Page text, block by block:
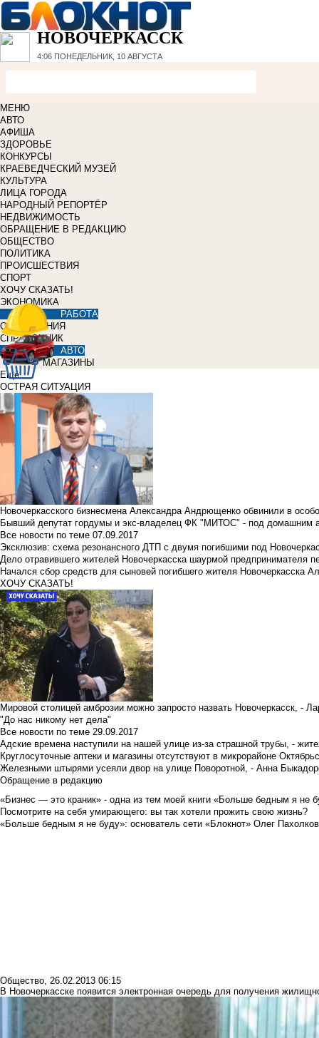
НОВОЧЕРКАССК
4:06 ПОНЕДЕЛЬНИК, 10 АВГУСТА
МЕНЮ
АВТО
АФИША
ЗДОРОВЬЕ
КОНКУРСЫ
КРАЕВЕДЧЕСКИЙ МУЗЕЙ
КУЛЬТУРА
ЛИЦА ГОРОДА
НАРОДНЫЙ РЕПОРТЁР
НЕДВИЖИМОСТЬ
ОБРАЩЕНИЕ В РЕДАКЦИЮ
ОБЩЕСТВО
ПОЛИТИКА
ПРОИСШЕСТВИЯ
СПОРТ
ХОЧУ СКАЗАТЬ!
ЭКОНОМИКА
РАБОТА
ОБЪЯВЛЕНИЯ
СПРАВОЧНИК
АВТО
МАГАЗИНЫ
Еще
ОСТРАЯ СИТУАЦИЯ
Новочеркасского бизнесмена Александра Андрющенко обвинили в
Бывший депутат гордумы и экс-владелец ФК "МИТОС" - под домашним
Все новости по теме 07.09.2017
Эксклюзив: схема резонансного ДТП с двумя погибшими под
Дело отравившего жителей Новочеркасска шаурмой предпринимателя
Начался сбор средств для сыновей погибшего жителя Новочеркасска
ХОЧУ СКАЗАТЬ!
Мировой столицей амброзии можно запросто назвать Новочеркасск, -
"До нас никому нет дела"
Все новости по теме 29.09.2017
Адские времена наступили на нашей улице из-за страшной трубы, -
Круглосуточные аптеки и магазины отсутствуют в микрорайоне
Железными штырями усеяли двор на улице Поворотной, - Анна
Обращение в редакцию
«Бизнес — это краник» - одна из тем моей книги «Больше бедным я не
Посмотрите на себя умирающего: вы так хотели прожить свою жизнь?
«Больше бедным я не буду»: основатель сети «Блокнот» Олег Пахолков
Общество, 26.02.2013 06:15
В Новочеркасске появится электронная очередь для получения